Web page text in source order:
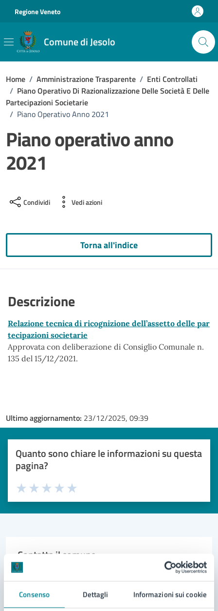
Consenso Dettagli Informazioni sui cookie
Regione Veneto
Comune di Jesolo
Home / Amministrazione Trasparente / Enti Controllati
/ Piano Operativo Di Razionalizzazione Delle Società E Delle
Partecipazioni Societarie
/ Piano Operativo Anno 2021
Piano operativo anno
2021
Condividi Vedi azioni
Torna all'indice
Descrizione
Relazione tecnica di ricognizione dell’assetto delle par
tecipazioni societarie
Approvata con deliberazione di Consiglio Comunale n.
135 del 15/12/2021.
Ultimo aggiornamento: 23/12/2025, 09:39
Quanto sono chiare le informazioni su questa
pagina?
Valuta 5 stelle su 5
Valuta 4 stelle su 5
Valuta 3 stelle su 5
Valuta 2 stelle su 5
Valuta 1 stelle su 5
Contatta il comune
Richiedi assistenza